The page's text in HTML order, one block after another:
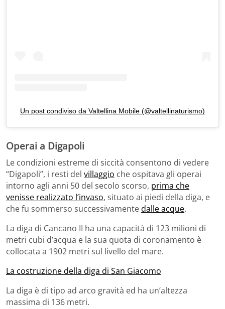
Un post condiviso da Valtellina Mobile (@valtellinaturismo)
Operai a Digapoli
Le condizioni estreme di siccità consentono di vedere
“Digapoli”, i resti del villaggio che ospitava gli operai
intorno agli anni 50 del secolo scorso, prima che
venisse realizzato l’invaso, situato ai piedi della diga, e
che fu sommerso successivamentedalle acque.
La diga di Cancano II ha una capacità di 123 milioni di
metri cubi d’acqua e la sua quota di coronamento è
collocata a 1902 metri sul livello del mare.
La costruzione della diga di San Giacomo
La diga è di tipo ad arco gravità ed ha un’altezza
massima di 136 metri.